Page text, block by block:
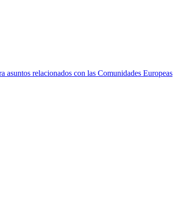
relacionados con las Comunidades Europeas